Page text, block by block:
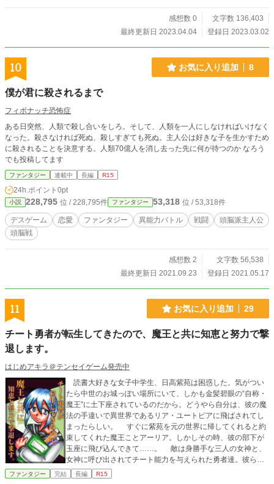
感想数 0
文字数 136,403
最終更新日 2023.04.04
登録日 2023.03.02
10 お気に入り追加 8
僕が君に殺されるまで
フィボナッチ恐怖症
ある日突然、人類で殺し合いをしろ。そして、人類を一人にしなければいけなく
なった。殺さなければ死ぬ、殺しすぎても死ぬ。主人公は好きな子を生かすため
に殺されることを決意する。人類70億人を消し去った先に何が待つのか なろう
でも投稿してます
ファンタジー 連載中 長編 R15
24h.ポイント 0pt
小説 228,795 位 / 228,795件 ファンタジー 53,318 位 / 53,318件
デスゲーム 恋愛 ファンタジー 異能力バトル 戦闘
頭脳派主人公
頭脳戦
感想数 2
文字数 56,538
最終更新日 2021.09.23
登録日 2021.05.17
11 お気に入り追加 29
チート勇者が転生してきたので、魔王と共に知恵と努力で撃
退します。
はじめアキラ＠テンセイゲーム発売中
読書大好きな女子中学生、日高紫苑は困惑した。気がつい
たら中世のお城っぽい場所にいて、しかも金髪碧眼の“自称・
魔王”に土下座されているのだから。どうやら自分は、彼の魔
法の手違いで異世界であるリア・ユートピアに飛ばされてし
まったらしい。 すぐに紫苑を元の世界に帰してくれると約
束してくれた魔王ことアーリア。しかしその時、彼の部下が
玉座に飛び込んできて……。 敵は身勝手な三人の女神と、
女神に呼び出されてチート能力を与えられた勇者達。彼らが
世界の平和ではなく、自分の欲望を満たすために暴走を始め
ファンタジー 完結 長編 R15